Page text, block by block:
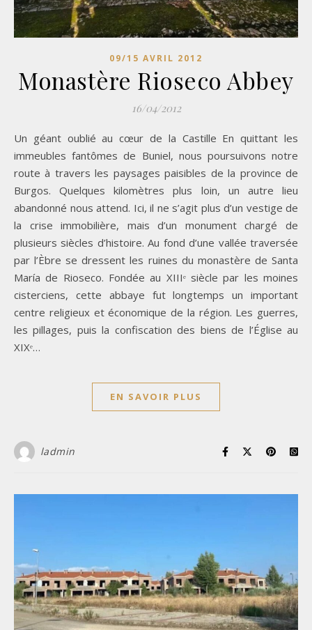
09/15 AVRIL 2012
Monastère Rioseco Abbey
16/04/2012
Un géant oublié au cœur de la Castille En quittant les
immeubles fantômes de Buniel, nous poursuivons notre
route à travers les paysages paisibles de la province de
Burgos. Quelques kilomètres plus loin, un autre lieu
abandonné nous attend. Ici, il ne s’agit plus d’un vestige de
la crise immobilière, mais d’un monument chargé de
plusieurs siècles d’histoire. Au fond d’une vallée traversée
par l’Èbre se dressent les ruines du monastère de Santa
María de Rioseco. Fondée au XIIIᵉ siècle par les moines
cisterciens, cette abbaye fut longtemps un important
centre religieux et économique de la région. Les guerres,
les pillages, puis la confiscation des biens de l’Église au
XIXᵉ…
EN SAVOIR PLUS
ladmin